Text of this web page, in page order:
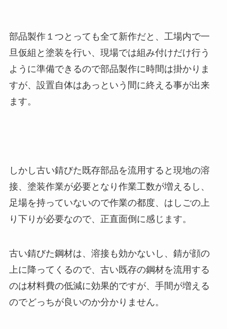
部品製作１つとっても全て新作だと、工場内で一
旦仮組と塗装を行い、現場では組み付けだけ行う
ように準備できるので部品製作に時間は掛かりま
すが、設置自体はあっという間に終える事が出来
ます。
しかし古い錆びた既存部品を流用すると現地の溶
接、塗装作業が必要となり作業工数が増えるし、
足場を持っていないので作業の都度、はしごの上
り下りが必要なので、正直面倒に感じます。
古い錆びた鋼材は、溶接も効かないし、錆が顔の
上に降ってくるので、古い既存の鋼材を流用する
のは材料費の低減に効果的ですが、手間が増える
のでどっちが良いのか分かりません。